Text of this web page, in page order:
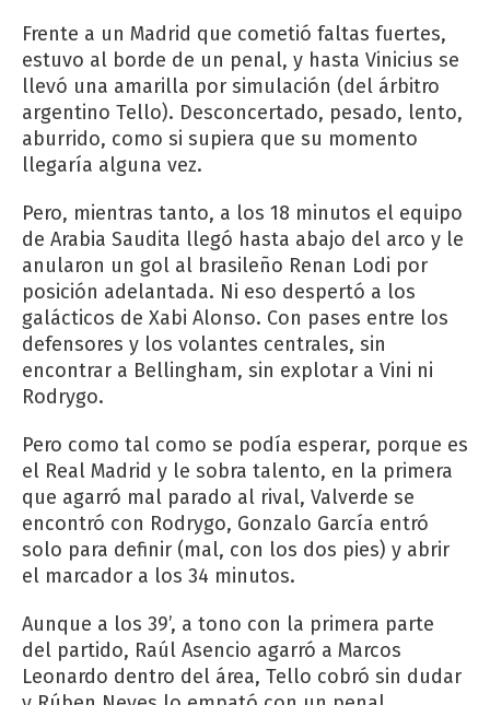
Frente a un Madrid que cometió faltas fuertes,
estuvo al borde de un penal, y hasta Vinicius se
llevó una amarilla por simulación (del árbitro
argentino Tello). Desconcertado, pesado, lento,
aburrido, como si supiera que su momento
llegaría alguna vez.
Pero, mientras tanto, a los 18 minutos el equipo
de Arabia Saudita llegó hasta abajo del arco y le
anularon un gol al brasileño Renan Lodi por
posición adelantada. Ni eso despertó a los
galácticos de Xabi Alonso. Con pases entre los
defensores y los volantes centrales, sin
encontrar a Bellingham, sin explotar a Vini ni
Rodrygo.
Pero como tal como se podía esperar, porque es
el Real Madrid y le sobra talento, en la primera
que agarró mal parado al rival, Valverde se
encontró con Rodrygo, Gonzalo García entró
solo para definir (mal, con los dos pies) y abrir
el marcador a los 34 minutos.
Aunque a los 39’, a tono con la primera parte
del partido, Raúl Asencio agarró a Marcos
Leonardo dentro del área, Tello cobró sin dudar